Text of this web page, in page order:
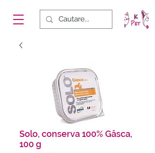
Solo, conserva 100% Gâsca,
100 g